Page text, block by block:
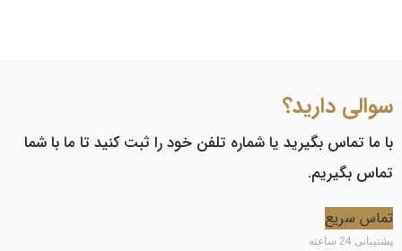
سوالی دارید؟
با ما تماس بگیرید یا شماره تلفن خود را ثبت کنید تا ما با شما
تماس بگیریم.
تماس سریع
پشتیبانی 24 ساعته